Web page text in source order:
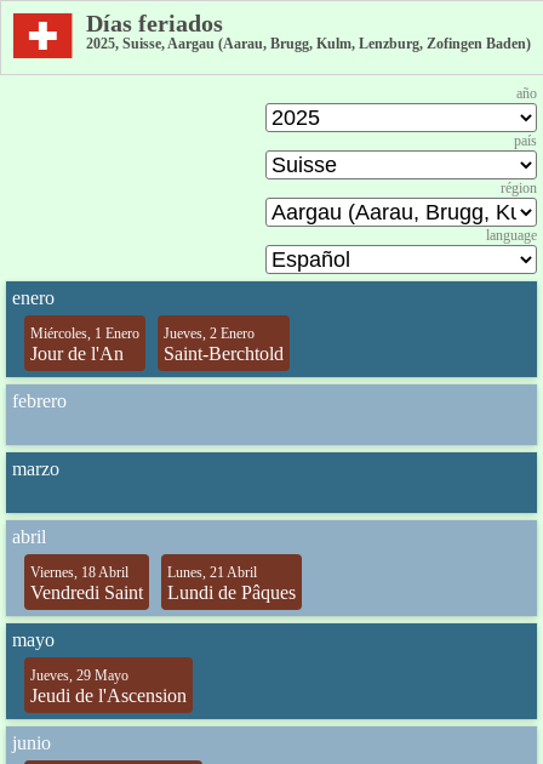
Días feriados
2025, Suisse, Aargau (Aarau, Brugg, Kulm, Lenzburg, Zofingen Baden)
año
país
région
language
enero
Miércoles, 1 Enero
Jour de l'An
Jueves, 2 Enero
Saint-Berchtold
febrero
marzo
abril
Viernes, 18 Abril
Vendredi Saint
Lunes, 21 Abril
Lundi de Pâques
mayo
Jueves, 29 Mayo
Jeudi de l'Ascension
junio